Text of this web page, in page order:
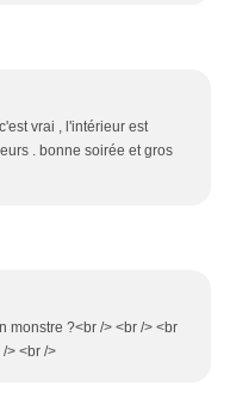
vrai , l'intérieur est
. bonne soirée et gros
monstre ?<br /> <br /> <br
> <br />